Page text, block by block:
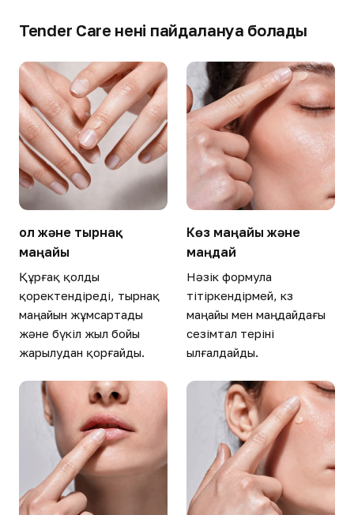
Tender Care нені пайдалануға болады
Қол және тырнақ
маңайы
Құрғақ қолды
қоректендіреді, тырнақ
маңайын жұмсартады
және бүкіл жыл бойы
жарылудан қорғайды.
Көз маңайы және
маңдай
Нәзік формула
тітіркендірмей, көз
маңайы мен маңдайдағы
сезімтал теріні
ылғалдайды.